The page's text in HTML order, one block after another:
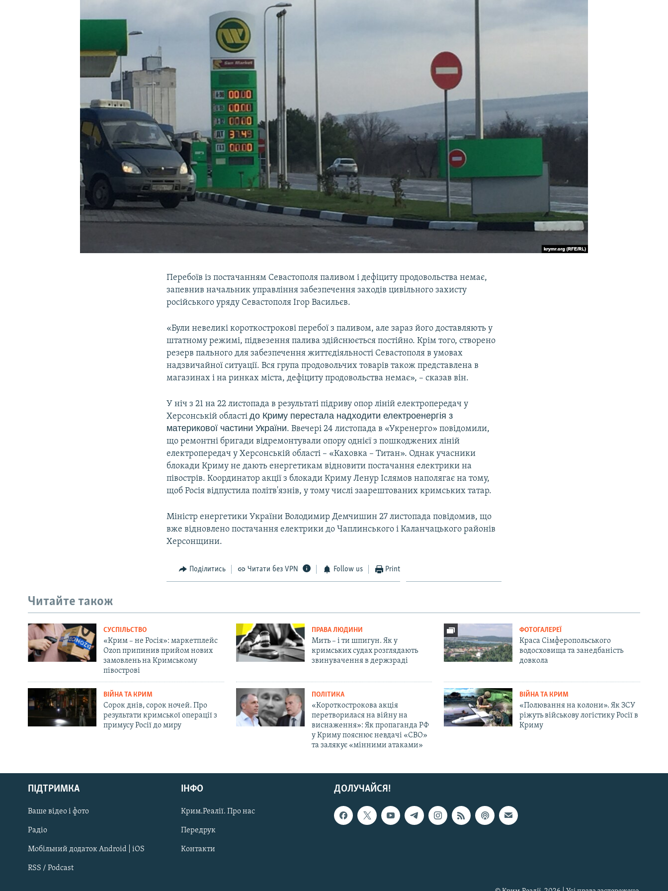
Русский
Qırımtatar
ДОЛУЧАЙСЯ!
Перебоїв із постачанням Севастополя паливом і дефіциту продовольства немає,
запевнив начальник управління забезпечення заходів цивільного захисту
російського уряду Севастополя Ігор Васильєв.
«Були невеликі короткострокові перебої з паливом, але зараз його доставляють у
штатному режимі, підвезення палива здійснюється постійно. Крім того, створено
резерв пального для забезпечення життєдіяльності Севастополя в умовах
надзвичайної ситуації. Вся група продовольчих товарів також представлена в
магазинах і на ринках міста, дефіциту продовольства немає», – сказав він.
У ніч з 21 на 22 листопада в результаті підриву опор ліній електропередач у
Херсонській областідо Криму перестала надходити електроенергія з
материкової частини України. Ввечері 24 листопада в «Укренерго» повідомили,
що ремонтні бригади відремонтували опору однієї з пошкоджених ліній
електропередач у Херсонській області – «Каховка – Титан». Однак учасники
блокади Криму не дають енергетикам відновити постачання електрики на
півострів. Координатор акції з блокади Криму Ленур Іслямов наполягає на тому,
щоб Росія відпустила політв'язнів, у тому числі заарештованих кримських татар.
Міністр енергетики України Володимир Демчишин 27 листопада повідомив, що
вже відновлено постачання електрики до Чаплинського і Каланчацького районів
Херсонщини.
Поділитись Читати без VPN Follow us Print
Читайте також
СУСПІЛЬСТВО
«Крим – не Росія»: маркетплейс
Ozon припинив прийом нових
замовлень на Кримському
півострові
ПРАВА ЛЮДИНИ
Мить – і ти шпигун. Як у
кримських судах розглядають
звинувачення в держзраді
ФОТОГАЛЕРЕЇ
Краса Сімферопольського
водосховища та занедбаність
довкола
ВІЙНА ТА КРИМ
Сорок днів, сорок ночей. Про
результати кримської операції з
примусу Росії до миру
ПОЛІТИКА
«Короткострокова акція
перетворилася на війну на
виснаження»: Як пропаганда РФ
у Криму пояснює невдачі «СВО»
та залякує «мінними атаками»
ВІЙНА ТА КРИМ
«Полювання на колони». Як ЗСУ
ріжуть військову логістику Росії в
Криму
ДОЛУЧАЙСЯ!
ПІДТРИМКА
Ваше відео і фото
Радіо
Мобільний додаток Android | iOS
RSS / Podcast
ІНФО
Крим.Реалії. Про нас
Передрук
Контакти